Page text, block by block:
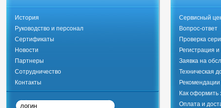
История
Руководство и персонал
Сертификаты
Новости
Партнеры
Сотрудничество
Контакты
Сервисный
Вопрос-ответ
Проверка
Регистрация
Заявка на
Техническая
Как оформить
Оплата и